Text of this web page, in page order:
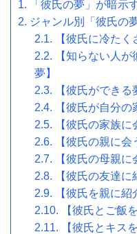
「彼氏の夢」が暗示
ジャンル別「彼氏の
【彼氏に冷たく
【知らない人
夢】
【彼氏ができる
【彼氏が自分の
【彼氏の家族に
【彼氏の親に会
【彼氏の母親に
【彼氏の友達に
【彼氏を親に紹
【彼氏とご飯
【彼氏とキス